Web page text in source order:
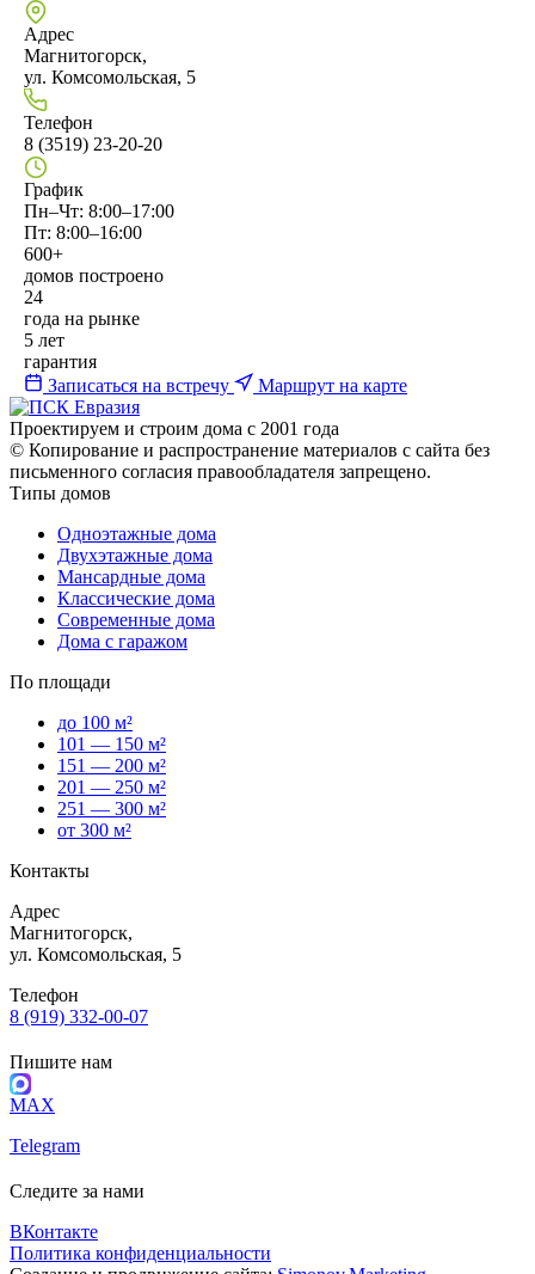
Адрес
Магнитогорск,
ул. Комсомольская, 5
Телефон
8 (3519) 23-20-20
График
Пн–Чт: 8:00–17:00
Пт: 8:00–16:00
600+
домов построено
24
года на рынке
5 лет
гарантия
Записаться на встречу
Маршрут на карте
Проектируем и строим дома с 2001 года
© Копирование и распространение материалов с сайта без
письменного согласия правообладателя запрещено.
Типы домов
Одноэтажные дома
Двухэтажные дома
Мансардные дома
Классические дома
Современные дома
Дома с гаражом
По площади
до 100 м²
101 — 150 м²
151 — 200 м²
201 — 250 м²
251 — 300 м²
от 300 м²
Контакты
Адрес
Магнитогорск,
ул. Комсомольская, 5
Телефон
8 (919) 332-00-07
Пишите нам
MAX
Telegram
Следите за нами
ВКонтакте
Политика конфиденциальности